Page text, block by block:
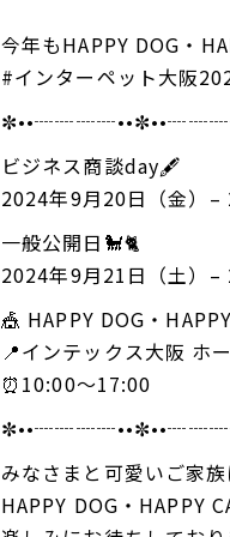
今年もHAPPY DOG・
#インターペット大阪
ビジネス商談day🖋
2024年9月20日（金）–
一般公開日🐩🐈
2024年9月21日（土）–
🎪 HAPPY DOG・
📍インテックス大阪
⏰10:00～17:00
みなさまと可愛いご家
HAPPY DOG・HAPPY